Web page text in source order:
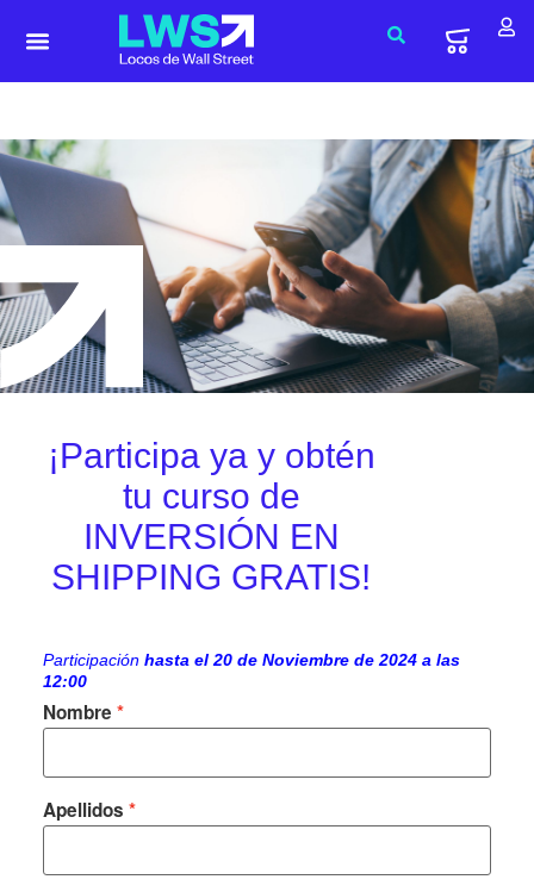
¡Participa ya y obtén
tu curso de
INVERSIÓN EN
SHIPPING GRATIS!
Participación hasta el 20 de Noviembre de 2024 a las
12:00
Nombre
Apellidos